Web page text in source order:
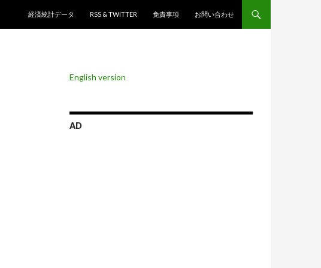
経済統計データ
RSS & TWITTER 免責事項 お問い合わせ
English version
AD